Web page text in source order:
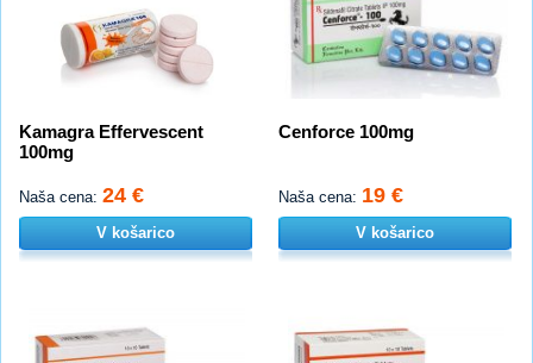
Kamagra Effervescent
100mg
Naša cena: 24 €
V košarico
Cenforce 100mg
Naša cena: 19 €
V košarico